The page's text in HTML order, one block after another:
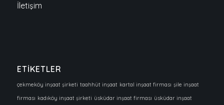
İletişim
ETİKETLER
çekmeköy inşaat şirketi taahhüt inşaat kartal inşaat firması şile inşaat
firması kadıköy inşaat şirketi üsküdar inşaat firması üsküdar inşaat